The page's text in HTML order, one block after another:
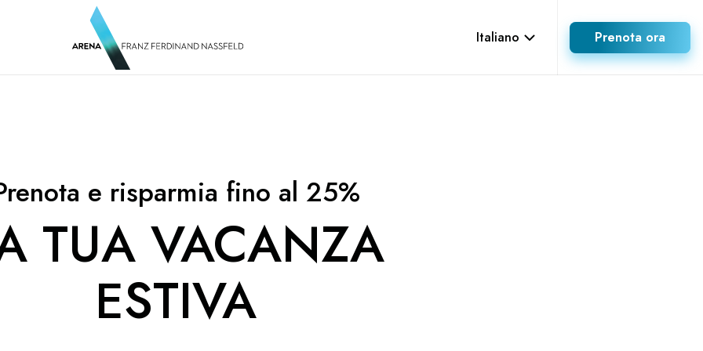
Italiano Prenota ora
e risparmia fino al 25%
TUA VACANZA
ESTIVA